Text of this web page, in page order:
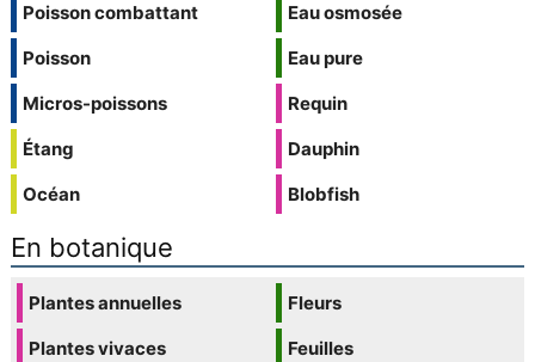
Poisson combattant
Poisson
Micros-poissons
Étang
Océan
Eau osmosée
Eau pure
Requin
Dauphin
Blobfish
En botanique
Plantes annuelles
Plantes vivaces
Fleurs
Feuilles